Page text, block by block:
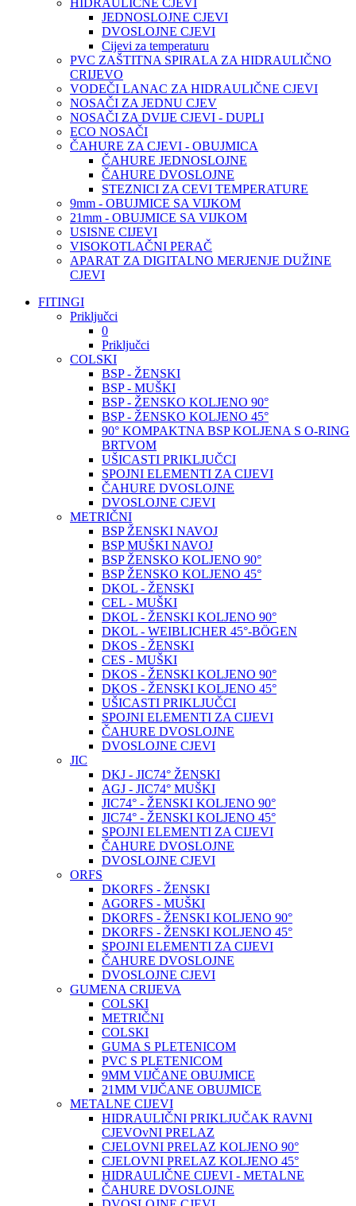
HIDRAULIČNE CJEVI
JEDNOSLOJNE CJEVI
DVOSLOJNE CJEVI
Cijevi za temperaturu
PVC ZAŠTITNA SPIRALA ZA HIDRAULIČNO
CRIJEVO
VODEČI LANAC ZA HIDRAULIČNE CJEVI
NOSAČI ZA JEDNU CJEV
NOSAČI ZA DVIJE CJEVI - DUPLI
ECO NOSAČI
ČAHURE ZA CJEVI - OBUJMICA
ČAHURE JEDNOSLOJNE
ČAHURE DVOSLOJNE
STEZNICI ZA CEVI TEMPERATURE
9mm - OBUJMICE SA VIJKOM
21mm - OBUJMICE SA VIJKOM
USISNE CIJEVI
VISOKOTLAČNI PERAČ
APARAT ZA DIGITALNO MERJENJE DUŽINE
CJEVI
FITINGI
Priključci
0
Priključci
COLSKI
BSP - ŽENSKI
BSP - MUŠKI
BSP - ŽENSKO KOLJENO 90°
BSP - ŽENSKO KOLJENO 45°
90° KOMPAKTNA BSP KOLJENA S O-RING
BRTVOM
UŠICASTI PRIKLJUČCI
SPOJNI ELEMENTI ZA CIJEVI
ČAHURE DVOSLOJNE
DVOSLOJNE CJEVI
METRIČNI
BSP ŽENSKI NAVOJ
BSP MUŠKI NAVOJ
BSP ŽENSKO KOLJENO 90°
BSP ŽENSKO KOLJENO 45°
DKOL - ŽENSKI
CEL - MUŠKI
DKOL - ŽENSKI KOLJENO 90°
DKOL - WEIBLICHER 45°-BÖGEN
DKOS - ŽENSKI
CES - MUŠKI
DKOS - ŽENSKI KOLJENO 90°
DKOS - ŽENSKI KOLJENO 45°
UŠICASTI PRIKLJUČCI
SPOJNI ELEMENTI ZA CIJEVI
ČAHURE DVOSLOJNE
DVOSLOJNE CJEVI
JIC
DKJ - JIC74° ŽENSKI
AGJ - JIC74° MUŠKI
JIC74° - ŽENSKI KOLJENO 90°
JIC74° - ŽENSKI KOLJENO 45°
SPOJNI ELEMENTI ZA CIJEVI
ČAHURE DVOSLOJNE
DVOSLOJNE CJEVI
ORFS
DKORFS - ŽENSKI
AGORFS - MUŠKI
DKORFS - ŽENSKI KOLJENO 90°
DKORFS - ŽENSKI KOLJENO 45°
SPOJNI ELEMENTI ZA CIJEVI
ČAHURE DVOSLOJNE
DVOSLOJNE CJEVI
GUMENA CRIJEVA
COLSKI
METRIČNI
COLSKI
GUMA S PLETENICOM
PVC S PLETENICOM
9MM VIJČANE OBUJMICE
21MM VIJČANE OBUJMICE
METALNE CIJEVI
HIDRAULIČNI PRIKLJUČAK RAVNI
CJEVOvNI PRELAZ
CJELOVNI PRELAZ KOLJENO 90°
CJELOVNI PRELAZ KOLJENO 45°
HIDRAULIČNE CIJEVI - METALNE
ČAHURE DVOSLOJNE